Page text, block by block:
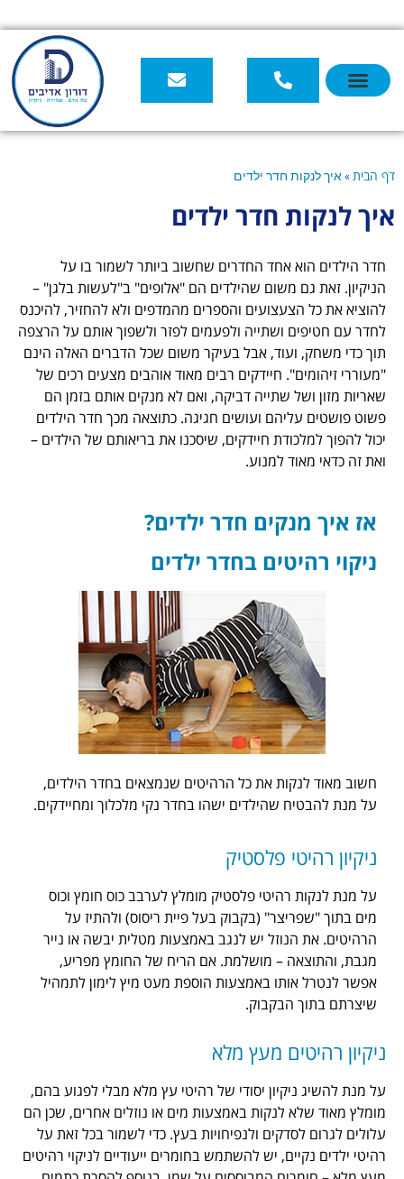
חדר ילדים
חדר ילדים
אחד החדרים שחשוב ביותר לשמור בו על
משום שהילדים הם "אלופים" ב"לעשות בלגן" –
והספרים מהמדפים ולא להחזיר, להיכנס
ושתייה ולפעמים לפזר ולשפוך אותם על הרצפה
אבל בעיקר משום שכל הדברים האלה הינם
חיידקים רבים מאוד אוהבים מצעים רכים של
שתייה דביקה, ואם לא מנקים אותם בזמן הם
ועושים חגיגה. כתוצאה מכך חדר הילדים
חיידקים, שיסכנו את בריאותם של הילדים –
למנוע.
חדר ילדים?
בחדר ילדים
את כל הרהיטים שנמצאים בחדר הילדים,
שהילדים ישהו בחדר נקי מלכלוך ומחיידקים.
פלסטיק
פלסטיק מומלץ לערבב כוס חומץ וכוס
(בקבוק בעל פיית ריסוס) ולהתיז על
יש לנגב באמצעות מטלית יבשה או נייר
– מושלמת. אם הריח של החומץ מפריע,
באמצעות הוספת מעט מיץ לימון לתמהיל
הבקבוק.
מעץ מלא
יסודי של רהיטי עץ מלא מבלי לפגוע בהם,
לנקות באמצעות מים או נוזלים אחרים, שכן הם
ולנפיחויות בעץ. כדי לשמור בכל זאת על
יש להשתמש בחומרים ייעודיים לניקוי רהיטים